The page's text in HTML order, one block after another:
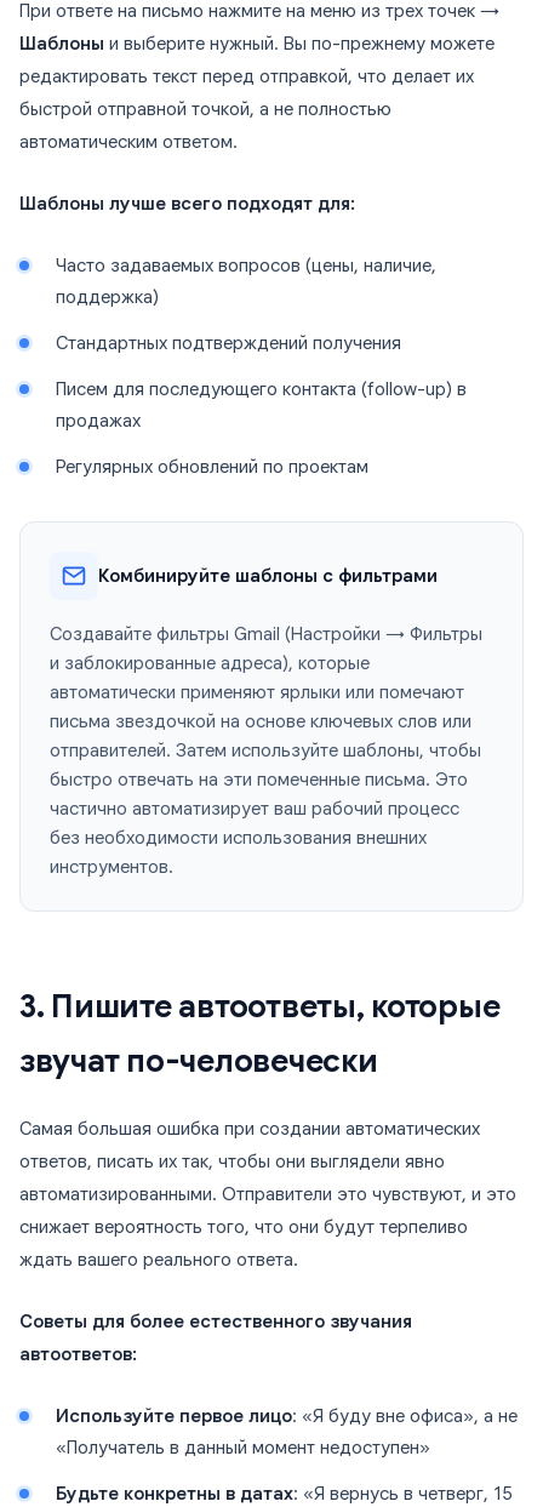
При ответе на письмо нажмите на меню из трех точек →
Шаблоны и выберите нужный. Вы по-прежнему можете
редактировать текст перед отправкой, что делает их
быстрой отправной точкой, а не полностью
автоматическим ответом.
Шаблоны лучше всего подходят для:
Часто задаваемых вопросов (цены, наличие,
поддержка)
Стандартных подтверждений получения
Писем для последующего контакта (follow-up) в
продажах
Регулярных обновлений по проектам
Комбинируйте шаблоны с фильтрами
Создавайте фильтры Gmail (Настройки → Фильтры
и заблокированные адреса), которые
автоматически применяют ярлыки или помечают
письма звездочкой на основе ключевых слов или
отправителей. Затем используйте шаблоны, чтобы
быстро отвечать на эти помеченные письма. Это
частично автоматизирует ваш рабочий процесс
без необходимости использования внешних
инструментов.
3. Пишите автоответы, которые
звучат по-человечески
Самая большая ошибка при создании автоматических
ответов, писать их так, чтобы они выглядели явно
автоматизированными. Отправители это чувствуют, и это
снижает вероятность того, что они будут терпеливо
ждать вашего реального ответа.
Советы для более естественного звучания
автоответов:
Используйте первое лицо: «Я буду вне офиса», а не
«Получатель в данный момент недоступен»
Будьте конкретны в датах: «Я вернусь в четверг, 15